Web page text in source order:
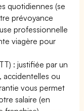
quotidiennes (se
prévoyance
professionnelle
viagère pour
: justifiée par un
accidentelles ou
vous permet
salaire (en